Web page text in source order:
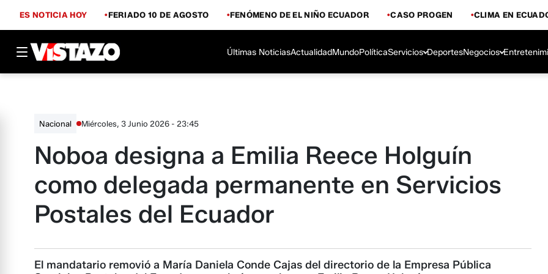
ES NOTICIA HOY FERIADO 10 DE AGOSTO FENÓMENO DE EL NIÑO ECUADOR CASO PROGEN CLIMA EN
Últimas NoticiasActualidadMundoPolíticaServicios DeportesNegocios
Nacional Miércoles, 3 Junio 2026 - 23:45
Noboa designa a Emilia Reece Holguín
como delegada permanente en Servicios
Postales del Ecuador
El mandatario removió a María Daniela Conde Cajas del directorio de la Empresa Pública